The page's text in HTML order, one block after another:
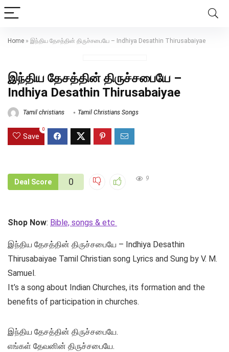
Home » இந்திய தேசத்தின் திருச்சபையே – Indhiya Desathin Thirusabaiyae
இந்திய தேசத்தின் திருச்சபையே –
Indhiya Desathin Thirusabaiyae
Tamil christians Tamil Christians Songs
Save
0
Deal Score 0 9
Shop Now: Bible, songs & etc
இந்திய தேசத்தின் திருச்சபையே – Indhiya Desathin
Thirusabaiyae Tamil Christian song Lyrics and Sung by V. M.
Samuel.
It’s a song about Indian Churches, its formation and the
benefits of participation in churches.
இந்திய தேசத்தின் திருச்சபையே.
எங்கள் தேவனின் திருச்சபையே.